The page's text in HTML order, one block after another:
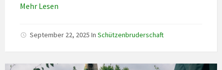
Mehr Lesen
September 22, 2025 In Schützenbruderschaft